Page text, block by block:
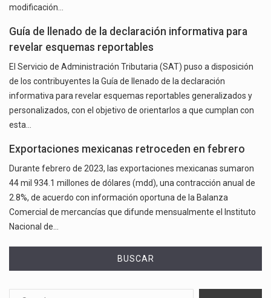
modificación…
Guía de llenado de la declaración informativa para
revelar esquemas reportables
El Servicio de Administración Tributaria (SAT) puso a disposición
de los contribuyentes la Guía de llenado de la declaración
informativa para revelar esquemas reportables generalizados y
personalizados, con el objetivo de orientarlos a que cumplan con
esta…
Exportaciones mexicanas retroceden en febrero
Durante febrero de 2023, las exportaciones mexicanas sumaron
44 mil 934.1 millones de dólares (mdd), una contracción anual de
2.8%, de acuerdo con información oportuna de la Balanza
Comercial de mercancías que difunde mensualmente el Instituto
Nacional de…
BUSCAR